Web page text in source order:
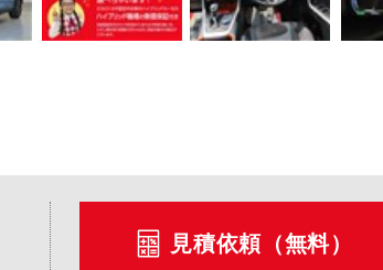
見積依頼（無料）